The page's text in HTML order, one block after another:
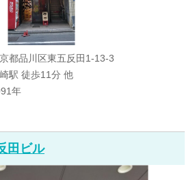
都品川区東五反田1-13-3
駅 徒歩11分 他
年
田ビル